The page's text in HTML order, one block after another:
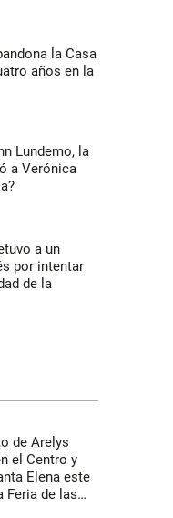
la Casa
años en la
Lundemo, la
a Verónica
a un
por intentar
de la
de Arelys
el Centro y
Elena este
Feria de las